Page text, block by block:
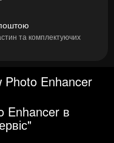
та комплектуючих
Photo Enhancer
Enhancer в